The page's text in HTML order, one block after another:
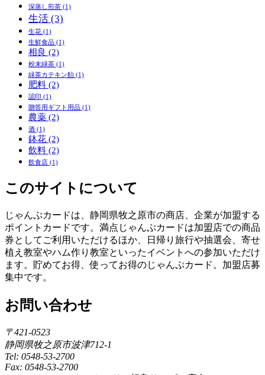
深蒸し煎茶 (1)
生活 (3)
生花 (1)
生鮮食品 (1)
相良 (2)
粉末緑茶 (1)
緑茶カテキン飴 (1)
肥料 (2)
認印 (1)
贈答用ギフト用品 (1)
農薬 (2)
酒 (1)
鉢花 (2)
飲料 (2)
飲食店 (1)
このサイトについて
じゃんぷカードは、静岡県牧之原市の商店、企業が加盟する
ポイントカードです。満点じゃんぷカードは加盟店での商品
券としてご利用いただけるほか、日帰り旅行や抽選会、寄せ
植え教室やハム作り教室といったイベントへの参加いただけ
ます。貯めてお得、使ってお得のじゃんぷカード。加盟店募
集中です。
お問い合わせ
〒421-0523
静岡県牧之原市波津712-1
Tel: 0548-53-2700
Fax: 0548-53-2700